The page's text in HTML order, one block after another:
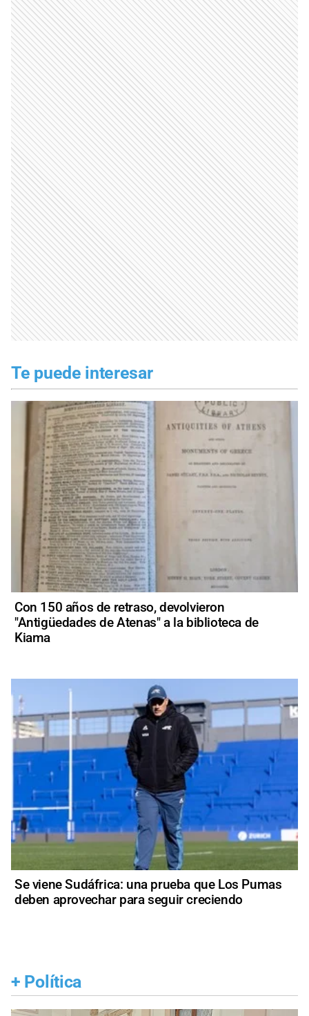
Te puede interesar
Con 150 años de retraso, devolvieron
"Antigüedades de Atenas" a la biblioteca de
Kiama
Se viene Sudáfrica: una prueba que Los Pumas
deben aprovechar para seguir creciendo
+ Política